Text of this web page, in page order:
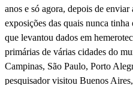
anos e só agora, depois de
exposições das quais nunca
que levantou dados em
primárias de várias cidades do
Campinas, São Paulo, Porto
pesquisador visitou Buenos